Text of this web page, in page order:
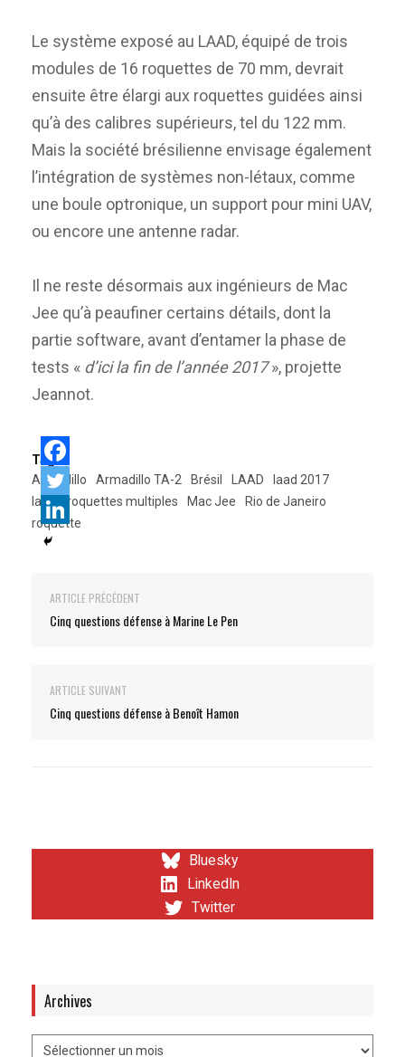
Le système exposé au LAAD, équipé de trois
modules de 16 roquettes de 70 mm, devrait
ensuite être élargi aux roquettes guidées ainsi
qu’à des calibres supérieurs, tel du 122 mm.
Mais la société brésilienne envisage également
l’intégration de systèmes non-létaux, comme
une boule optronique, un support pour mini UAV,
ou encore une antenne radar.
Il ne reste désormais aux ingénieurs de Mac
Jee qu’à peaufiner certains détails, dont la
partie software, avant d’entamer la phase de
tests « d’ici la fin de l’année 2017», projette
Jeannot.
Tags:
Armadillo
Armadillo TA-2 Brésil LAAD
laad 2017
lance-roquettes multiples
Mac Jee
Rio de Janeiro
roquette
ARTICLE PRÉCÉDENT
Cinq questions défense à Marine Le Pen
ARTICLE SUIVANT
Cinq questions défense à Benoît Hamon
Bluesky
LinkedIn
Twitter
Archives